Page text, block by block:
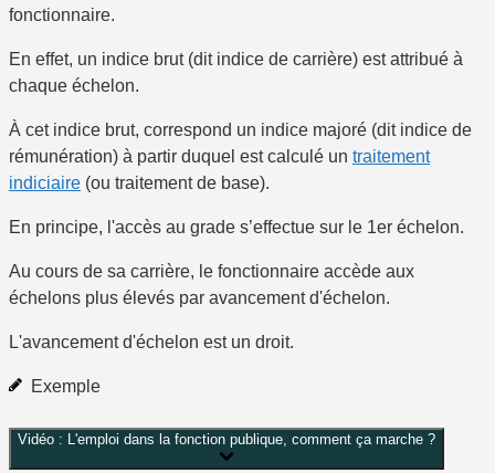
fonctionnaire.
En effet, un indice brut (dit indice de carrière) est attribué à
chaque échelon.
À cet indice brut, correspond un indice majoré (dit indice de
rémunération) à partir duquel est calculé un traitement
indiciaire (ou traitement de base).
En principe, l'accès au grade s’effectue sur le 1er échelon.
Au cours de sa carrière, le fonctionnaire accède aux
échelons plus élevés par avancement d'échelon.
L'avancement d'échelon est un droit.
Exemple
Vidéo : L'emploi dans la fonction publique, comment ça marche ?